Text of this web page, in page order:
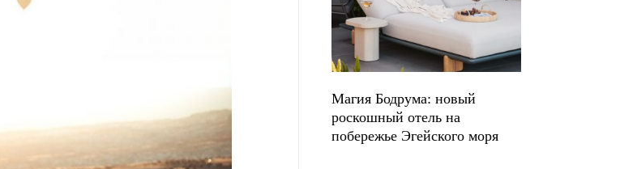
Магия Бодрума: новый
роскошный отель на
побережье Эгейского моря